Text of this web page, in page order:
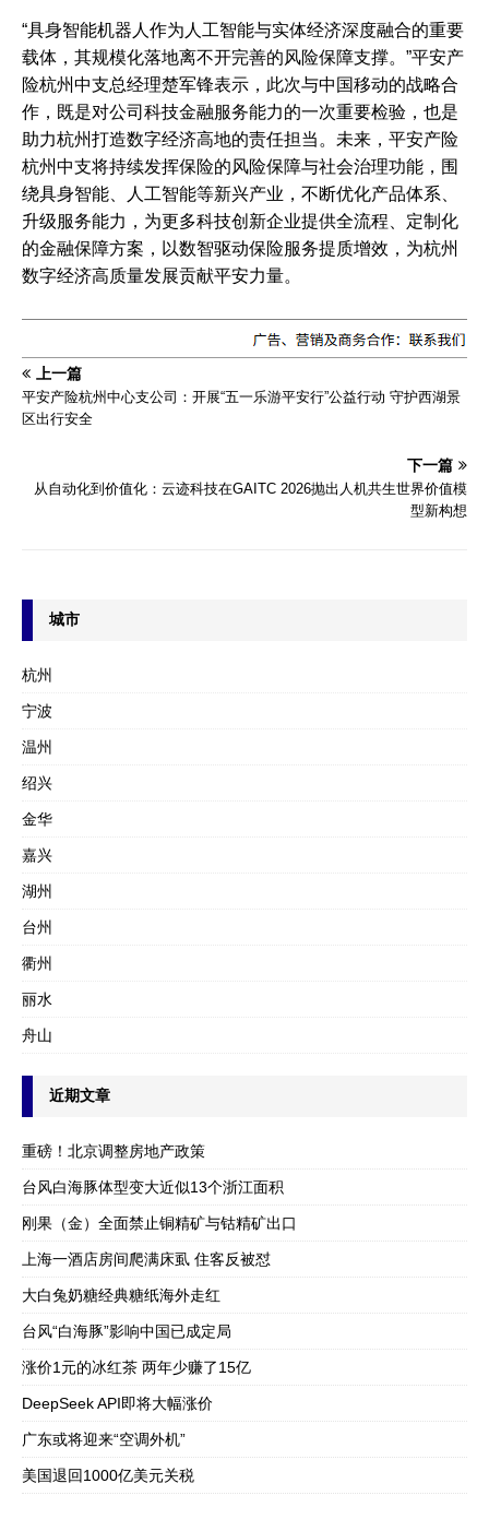
“具身智能机器人作为人工智能与实体经济深度融合的重要
载体，其规模化落地离不开完善的风险保障支撑。”平安产
险杭州中支总经理楚军锋表示，此次与中国移动的战略合
作，既是对公司科技金融服务能力的一次重要检验，也是
助力杭州打造数字经济高地的责任担当。未来，平安产险
杭州中支将持续发挥保险的风险保障与社会治理功能，围
绕具身智能、人工智能等新兴产业，不断优化产品体系、
升级服务能力，为更多科技创新企业提供全流程、定制化
的金融保障方案，以数智驱动保险服务提质增效，为杭州
数字经济高质量发展贡献平安力量。
上一篇
平安产险杭州中心支公司：开展“五一乐游平安行”公益行动 守护西湖景
区出行安全
下一篇
从自动化到价值化：云迹科技在GAITC 2026抛出人机共生世界价值模
型新构想
城市
杭州
宁波
温州
绍兴
金华
嘉兴
湖州
台州
衢州
丽水
舟山
近期文章
重磅！北京调整房地产政策
台风白海豚体型变大近似13个浙江面积
刚果（金）全面禁止铜精矿与钴精矿出口
上海一酒店房间爬满床虱 住客反被怼
大白兔奶糖经典糖纸海外走红
台风“白海豚”影响中国已成定局
涨价1元的冰红茶 两年少赚了15亿
DeepSeek API即将大幅涨价
广东或将迎来“空调外机”
美国退回1000亿美元关税